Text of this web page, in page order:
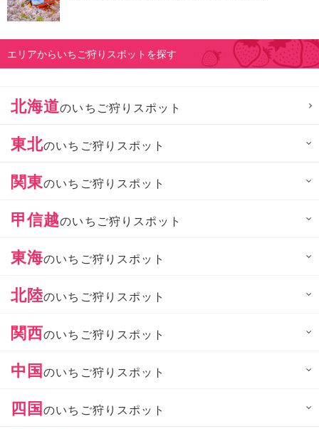
エリアからいちご狩りスポットを探す
北海道のいちご狩りスポット
東北のいちご狩りスポット
関東のいちご狩りスポット
甲信越のいちご狩りスポット
東海のいちご狩りスポット
北陸のいちご狩りスポット
関西のいちご狩りスポット
中国のいちご狩りスポット
四国のいちご狩りスポット